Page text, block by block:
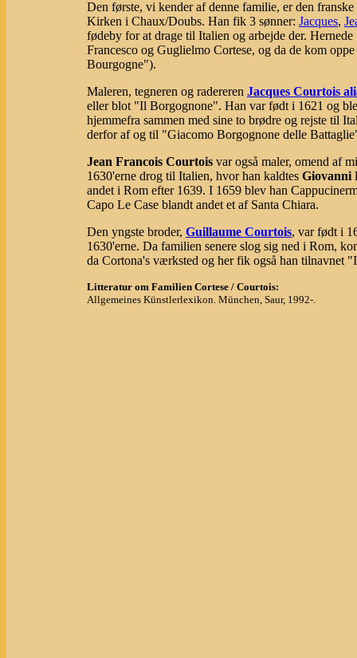
Den første, vi kender af denne familie, er den
Kirken i Chaux/Doubs. Han fik 3 sønner: Jacques,
fødeby for at drage til Italien og arbejde der.
Francesco og Guglielmo Cortese, og da de kom
Bourgogne").
Maleren, tegneren og radereren Jacques Courtois
eller blot "Il Borgognone". Han var født i 1621 og
hjemmefra sammen med sine to brødre og rejste til
derfor af og til "Giacomo Borgognone delle
Jean Francois Courtois var også maler, omend af
1630'erne drog til Italien, hvor han kaldtes Giovanni
andet i Rom efter 1639. I 1659 blev han
Capo Le Case blandt andet et af Santa Chiara.
Den yngste broder, Guillaume Courtois, var født i
1630'erne. Da familien senere slog sig ned i Rom,
da Cortona's værksted og her fik også han tilnavnet
Litteratur om Familien Cortese / Courtois:
Allgemeines Künstlerlexikon. München, Saur, 1992-.